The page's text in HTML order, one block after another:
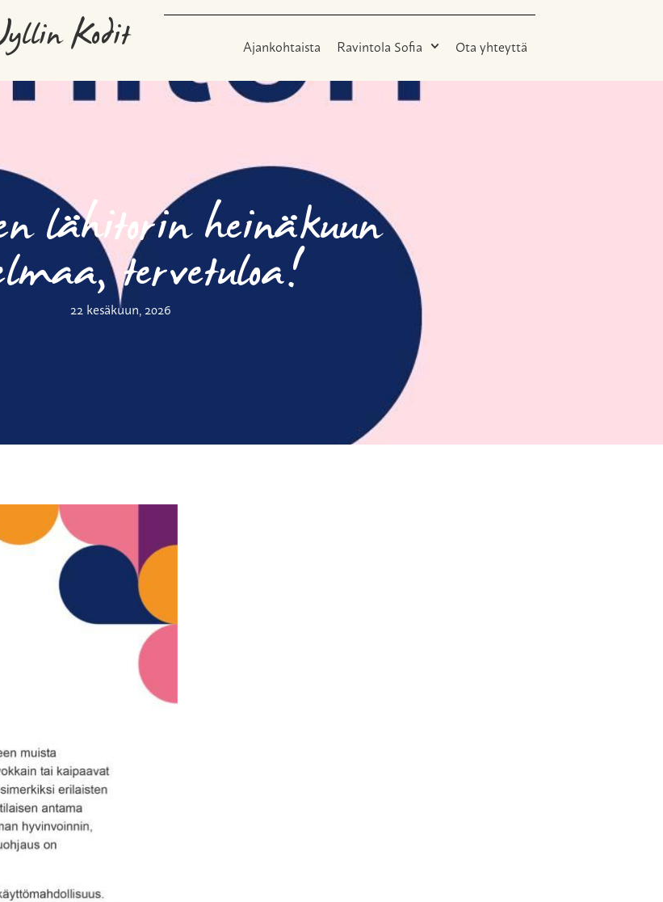
Kodit Ajankohtaista Ravintola Sofia Ota yhteyttä
lähitorin heinäkuun
tervetuloa!
22 kesäkuun, 2026